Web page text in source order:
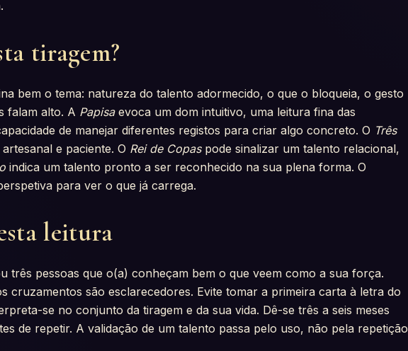
tiragem?
bem o tema: natureza do talento adormecido, o que o bloqueia, o gesto
falam alto. A Papisaevoca um dom intuitivo, uma leitura fina das
de manejar diferentes registos para criar algo concreto. O Três
e paciente. O Rei de Copaspode sinalizar um talento relacional,
indica um talento pronto a ser reconhecido na sua plena forma. O
para ver o que já carrega.
leitura
três pessoas que o(a) conheçam bem o que veem como a sua força.
cruzamentos são esclarecedores. Evite tomar a primeira carta à letra do
se no conjunto da tiragem e da sua vida. Dê-se três a seis meses
de repetir. A validação de um talento passa pelo uso, não pela repetição